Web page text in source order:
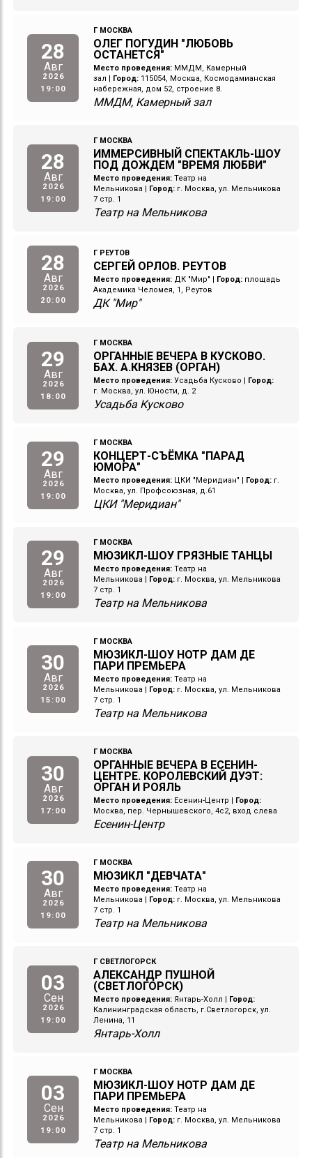
28
Авг
2026
19:00
Г МОСКВА
ОЛЕГ ПОГУДИН "ЛЮБОВЬ
ОСТАНЕТСЯ"
Место проведения: ММДМ, Камерный
зал
Город: 115054, Москва, Космодамианская
набережная, дом 52, строение 8.
ММДМ, Камерный зал
28
Авг
2026
19:00
Г МОСКВА
ИММЕРСИВНЫЙ СПЕКТАКЛЬ-ШОУ
ПОД ДОЖДЕМ "ВРЕМЯ ЛЮБВИ"
Место проведения: Театр на
Мельникова
Город: г. Москва, ул. Мельникова
7 стр. 1
Театр на Мельникова
28
Авг
2026
20:00
Г РЕУТОВ
СЕРГЕЙ ОРЛОВ. РЕУТОВ
Место проведения: ДК "Мир" | Город: площадь
Академика Челомея, 1, Реутов
ДК "Мир"
29
Авг
2026
18:00
Г МОСКВА
ОРГАННЫЕ ВЕЧЕРА В КУСКОВО.
БАХ. А.КНЯЗЕВ (ОРГАН)
Место проведения: Усадьба Кусково
Город:
г. Москва, ул. Юности, д. 2
Усадьба Кусково
29
Авг
2026
19:00
Г МОСКВА
КОНЦЕРТ-СЪЁМКА "ПАРАД
ЮМОРА"
Место проведения: ЦКИ "Меридиан" Город: г.
Москва, ул. Профсоюзная, д.61
ЦКИ "Меридиан"
29
Авг
2026
19:00
Г МОСКВА
МЮЗИКЛ-ШОУ ГРЯЗНЫЕ ТАНЦЫ
Место проведения: Театр на
Мельникова
Город: г. Москва, ул. Мельникова
7 стр. 1
Театр на Мельникова
30
Авг
2026
15:00
Г МОСКВА
МЮЗИКЛ-ШОУ НОТР ДАМ ДЕ
ПАРИ ПРЕМЬЕРА
Место проведения: Театр на
Мельникова
Город: г. Москва, ул. Мельникова
7 стр. 1
Театр на Мельникова
30
Авг
2026
17:00
Г МОСКВА
ОРГАННЫЕ ВЕЧЕРА В ЕСЕНИН-
ЦЕНТРЕ. КОРОЛЕВСКИЙ ДУЭТ:
ОРГАН И РОЯЛЬ
Место проведения: Есенин-Центр
Город:
Москва, пер. Чернышевского, 4с2, вход слева
Есенин-Центр
30
Авг
2026
19:00
Г МОСКВА
МЮЗИКЛ "ДЕВЧАТА"
Место проведения: Театр на
Мельникова
Город: г. Москва, ул. Мельникова
7 стр. 1
Театр на Мельникова
03
Сен
2026
19:00
Г СВЕТЛОГОРСК
АЛЕКСАНДР ПУШНОЙ
(СВЕТЛОГОРСК)
Место проведения: Янтарь-Холл
Город:
Калининградская область, г.Светлогорск, ул.
Ленина, 11
Янтарь-Холл
03
Сен
2026
19:00
Г МОСКВА
МЮЗИКЛ-ШОУ НОТР ДАМ ДЕ
ПАРИ ПРЕМЬЕРА
Место проведения: Театр на
Мельникова
Город: г. Москва, ул. Мельникова
7 стр. 1
Театр на Мельникова